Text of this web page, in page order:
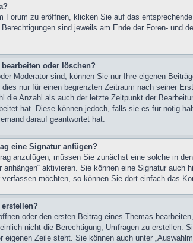
Forum zu eröffnen, klicken Sie auf das
sind jeweils am Ende der Foren- und
oder löschen?
Moderator sind, können Sie nur Ihre eigenen
nur für einen begrenzten Zeitraum nach seiner
die Anzahl als auch der letzte Zeitpunkt der
hat. Diese können jedoch, falls sie es für nötig
darauf geantwortet hat.
eine Signatur anfügen?
anzufügen, müssen Sie zunächst eine solche in
anhängen“ aktivieren. Sie können eine Signatur
möchten, so können Sie dort einfach das
oder den ersten Beitrag eines Themas
nicht die Berechtigung, Umfragen zu erstellen.
eigenen Zeile steht. Sie können auch unter